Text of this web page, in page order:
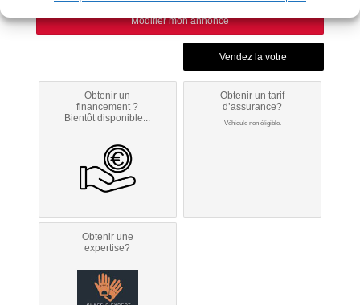
Modifier mon annonce
Obtenir un
financement ?
Bientôt disponible...
Obtenir un tarif
d’assurance?
Véhicule non éligible.
Obtenir une
expertise?